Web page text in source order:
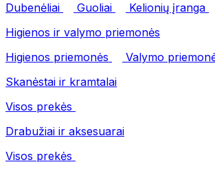
Dubenėliai
Guoliai
Kelionių įranga
Higienos ir valymo priemonės
Higienos priemonės
Valymo
Skanėstai ir kramtalai
Visos prekės
Drabužiai ir aksesuarai
Visos prekės